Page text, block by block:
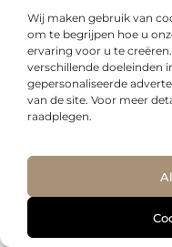
Wij maken gebruik van
om te begrijpen hoe u
ervaring voor u te
verschillende doeleinden
gepersonaliseerde
van de site. Voor meer
raadplegen.